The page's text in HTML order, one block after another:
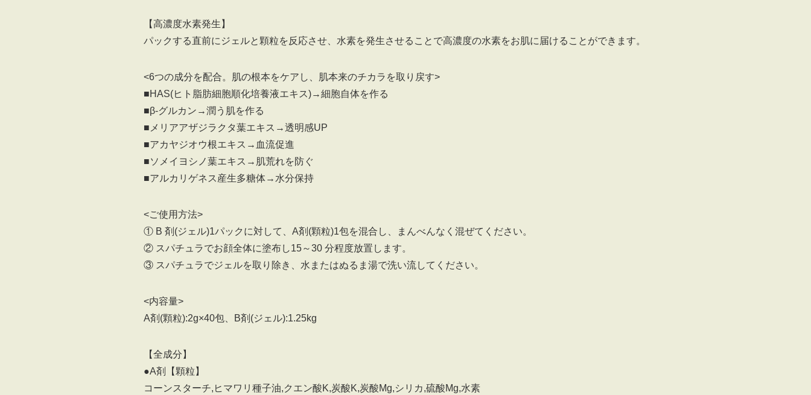
【高濃度水素発生】
パックする直前にジェルと顆粒を反応させ、水素を発生させることで高濃度の水素をお肌に届けることができます。
<6つの成分を配合。肌の根本をケアし、肌本来のチカラを取り戻す>
■HAS(ヒト脂肪細胞順化培養液エキス)→細胞自体を作る
■β-グルカン→潤う肌を作る
■メリアアザジラクタ葉エキス→透明感UP
■アカヤジオウ根エキス→血流促進
■ソメイヨシノ葉エキス→肌荒れを防ぐ
■アルカリゲネス産生多糖体→水分保持
<ご使用方法>
① B 剤(ジェル)1パックに対して、A剤(顆粒)1包を混合し、まんべんなく混ぜてください。
② スパチュラでお顔全体に塗布し15～30 分程度放置します。
③ スパチュラでジェルを取り除き、水またはぬるま湯で洗い流してください。
<内容量>
A剤(顆粒):2g×40包、B剤(ジェル):1.25kg
【全成分】
●A剤【顆粒】
コーンスターチ,ヒマワリ種子油,クエン酸K,炭酸K,炭酸Mg,シリカ,硫酸Mg,水素